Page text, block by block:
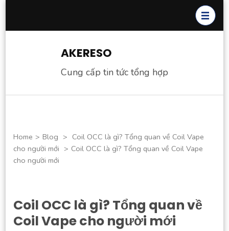
AKERESO
Cung cấp tin tức tổng hợp
Home > Blog > Coil OCC là gì? Tổng quan về Coil Vape
cho người mới > Coil OCC là gì? Tổng quan về Coil Vape
cho người mới
Coil OCC là gì? Tổng quan về
Coil Vape cho người mới